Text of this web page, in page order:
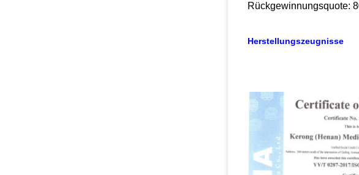
Rückgewinnungsquote:
Herstellungszeugnisse